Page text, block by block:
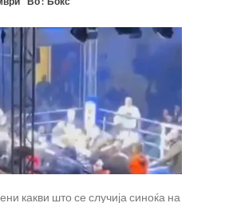
какви што се случија синоќа на